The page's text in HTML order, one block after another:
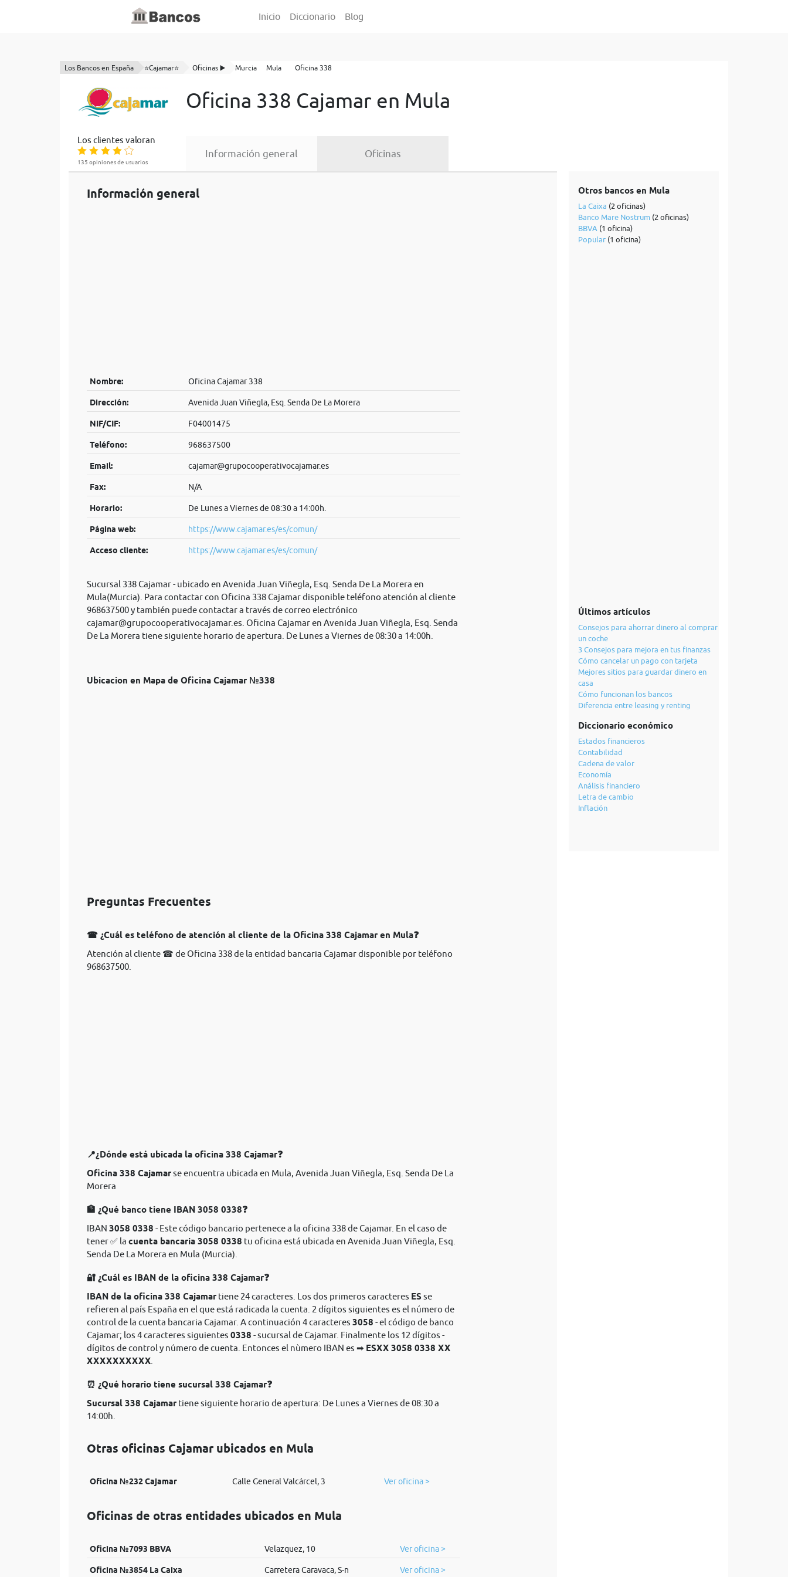
Inicio Diccionario Blog
Los Bancos en España ⭐Cajamar⭐ Oficinas ▶️ Murcia Mula Oficina 338
Oficina 338 Cajamar en Mula
Los clientes valoran
135 opiniones de usuarios
Información general Oficinas
Información general
Nombre: Oficina Cajamar 338
Dirección: Avenida Juan Viñegla, Esq. Senda De La Morera
NIF/CIF: F04001475
Teléfono: 968637500
Email: cajamar@grupocooperativocajamar.es
Fax: N/A
Horario: De Lunes a Viernes de 08:30 a 14:00h.
Página web: https://www.cajamar.es/es/comun/
Acceso cliente: https://www.cajamar.es/es/comun/
Sucursal 338 Cajamar - ubicado en Avenida Juan Viñegla, Esq. Senda De La Morera en
Mula(Murcia). Para contactar con Oficina 338 Cajamar disponible teléfono atención al cliente
968637500 y también puede contactar a través de correo electrónico
cajamar@grupocooperativocajamar.es . Oficina Cajamar en Avenida Juan Viñegla, Esq. Senda
De La Morera tiene siguiente horario de apertura. De Lunes a Viernes de 08:30 a 14:00h.
Ubicacion en Mapa de Oficina Cajamar №338
Preguntas Frecuentes
☎ ¿Cuál es teléfono de atención al cliente de la Oficina 338 Cajamar en Mula❓
Atención al cliente ☎ de Oficina 338 de la entidad bancaria Cajamar disponible por teléfono
968637500.
📍¿Dónde está ubicada la oficina 338 Cajamar❓
Oficina 338 Cajamarse encuentra ubicada en Mula, Avenida Juan Viñegla, Esq. Senda De La
Morera
🏦 ¿Qué banco tiene IBAN 3058 0338❓
IBAN 3058 0338 - Este código bancario pertenece a la oficina 338 de Cajamar. En el caso de
tener ✅ la cuenta bancaria 3058 0338 tu oficina está ubicada en Avenida Juan Viñegla, Esq.
Senda De La Morera en Mula (Murcia).
🔐 ¿Cuál es IBAN de la oficina 338 Cajamar❓
IBAN de la oficina 338 Cajamar tiene 24 caracteres. Los dos primeros caracteres ES se
refieren al país España en el que está radicada la cuenta. 2 dígitos siguientes es el número de
control de la cuenta bancaria Cajamar. A continuación 4 caracteres 3058 - el código de banco
Cajamar; los 4 caracteres siguientes 0338 - sucursal de Cajamar. Finalmente los 12 dígitos -
dígitos de control y número de cuenta. Entonces el nùmero IBAN es ➡ ESXX 3058 0338 XX
XXXXXXXXXX
⏰ ¿Qué horario tiene sucursal 338 Cajamar❓
Sucursal 338 Cajamar tiene siguiente horario de apertura: De Lunes a Viernes de 08:30 a
14:00h.
Otras oficinas Cajamar ubicados en Mula
Oficina №232 Cajamar Calle General Valcárcel, 3 Ver oficina >
Oficinas de otras entidades ubicados en Mula
Oficina №7093 BBVA Velazquez, 10 Ver oficina >
Oficina №3854 La Caixa Carretera Caravaca, S-n Ver oficina >
Otros bancos en Mula
La Caixa (2 oficinas)
Banco Mare Nostrum(2 oficinas)
BBVA (1 oficina)
Popular(1 oficina)
Últimos artículos
Consejos para ahorrar dinero al comprar
un coche
3 Consejos para mejora en tus finanzas
Cómo cancelar un pago con tarjeta
Mejores sitios para guardar dinero en
casa
Cómo funcionan los bancos
Diferencia entre leasing y renting
Diccionario económico
Estados financieros
Contabilidad
Cadena de valor
Economía
Análisis financiero
Letra de cambio
Inflación